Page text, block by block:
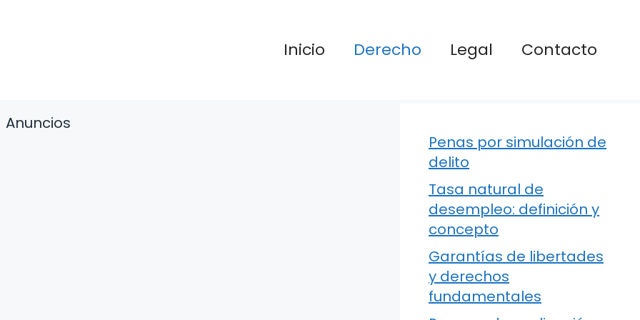
Inicio Derecho Legal Contacto
Anuncios
Penas por simulación de
delito
Tasa natural de
desempleo: definición y
concepto
Garantías de libertades
y derechos
fundamentales